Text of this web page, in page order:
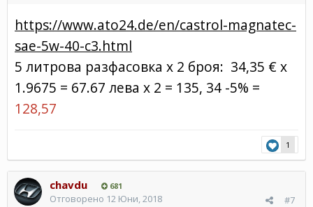
https://www.ato24.de/en/castrol-magnatec-
sae-5w-40-c3.html
5 литрова разфасовка х 2 броя: 34,35 € x
1.9675 = 67.67 лева х 2 = 135, 34 -5% =
128,57
1
chavdu 681
#7
Отговорено 12 Юни, 2018